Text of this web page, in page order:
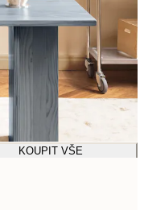
KOUPIT VŠE